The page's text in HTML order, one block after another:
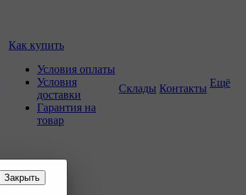
Закрыть
Как купить
Условия оплаты
Условия
доставки
Гарантия на
товар
Склады Контакты Ещё